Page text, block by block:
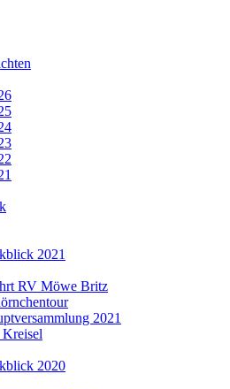
2021
RV Möwe Britz
2021
2020